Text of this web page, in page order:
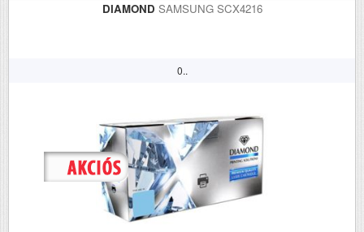
DIAMOND SAMSUNG SCX4216
0..